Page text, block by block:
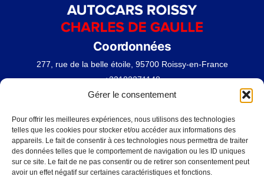
Gérer le consentement
Pour offrir les meilleures expériences, nous utilisons des technologies
telles que les cookies pour stocker et/ou accéder aux informations des
appareils. Le fait de consentir à ces technologies nous permettra de traiter
des données telles que le comportement de navigation ou les ID uniques
sur ce site. Le fait de ne pas consentir ou de retirer son consentement peut
avoir un effet négatif sur certaines caractéristiques et fonctions.
Coordonnées
277, rue de la belle étoile, 95700 Roissy-en-France
+33182371148
contact@autocarroissycharlesdegaulle.fr
Nos Pages
A Propos
Services